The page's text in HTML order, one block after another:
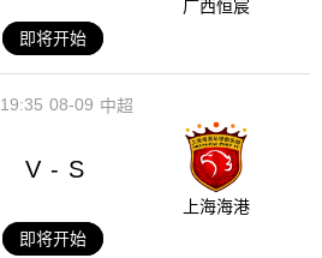
广西恒宸
即将开始
08-09
19:35 中超
V - S
上海海港
即将开始